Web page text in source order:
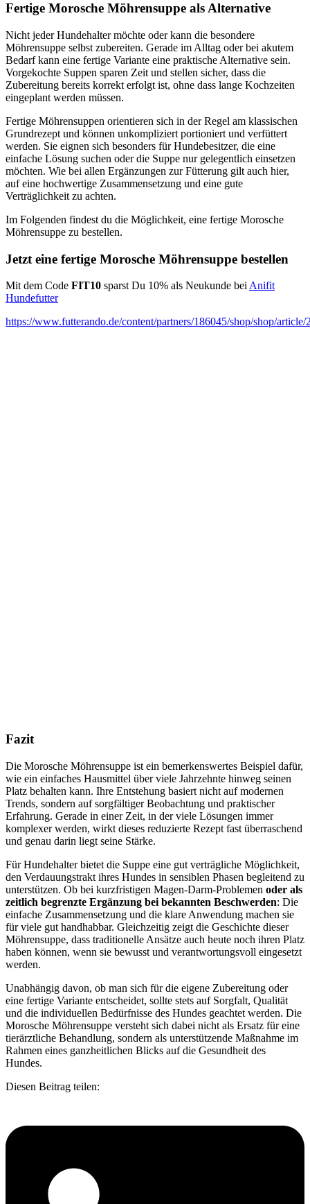
Fertige Morosche Möhrensuppe als Alternative
Nicht jeder Hundehalter möchte oder kann die besondere
Möhrensuppe selbst zubereiten. Gerade im Alltag oder bei akutem
Bedarf kann eine fertige Variante eine praktische Alternative sein.
Vorgekochte Suppen sparen Zeit und stellen sicher, dass die
Zubereitung bereits korrekt erfolgt ist, ohne dass lange Kochzeiten
eingeplant werden müssen.
Fertige Möhrensuppen orientieren sich in der Regel am klassischen
Grundrezept und können unkompliziert portioniert und verfüttert
werden. Sie eignen sich besonders für Hundebesitzer, die eine
einfache Lösung suchen oder die Suppe nur gelegentlich einsetzen
möchten. Wie bei allen Ergänzungen zur Fütterung gilt auch hier,
auf eine hochwertige Zusammensetzung und eine gute
Verträglichkeit zu achten.
Im Folgenden findest du die Möglichkeit, eine fertige Morosche
Möhrensuppe zu bestellen.
Jetzt eine fertige Morosche Möhrensuppe bestellen
Mit dem Code FIT10 sparst Du 10% als Neukunde beiAnifit
Hundefutter
https://www.futterando.de/content/partners/186045/shop/shop/
Fazit
Die Morosche Möhrensuppe ist ein bemerkenswertes Beispiel dafür,
wie ein einfaches Hausmittel über viele Jahrzehnte hinweg seinen
Platz behalten kann. Ihre Entstehung basiert nicht auf modernen
Trends, sondern auf sorgfältiger Beobachtung und praktischer
Erfahrung. Gerade in einer Zeit, in der viele Lösungen immer
komplexer werden, wirkt dieses reduzierte Rezept fast überraschend
und genau darin liegt seine Stärke.
Für Hundehalter bietet die Suppe eine gut verträgliche Möglichkeit,
den Verdauungstrakt ihres Hundes in sensiblen Phasen begleitend zu
unterstützen. Ob bei kurzfristigen Magen-Darm-Problemen oder als
zeitlich begrenzte Ergänzung bei bekannten Beschwerden: Die
einfache Zusammensetzung und die klare Anwendung machen sie
für viele gut handhabbar. Gleichzeitig zeigt die Geschichte dieser
Möhrensuppe, dass traditionelle Ansätze auch heute noch ihren Platz
haben können, wenn sie bewusst und verantwortungsvoll eingesetzt
werden.
Unabhängig davon, ob man sich für die eigene Zubereitung oder
eine fertige Variante entscheidet, sollte stets auf Sorgfalt, Qualität
und die individuellen Bedürfnisse des Hundes geachtet werden. Die
Morosche Möhrensuppe versteht sich dabei nicht als Ersatz für eine
tierärztliche Behandlung, sondern als unterstützende Maßnahme im
Rahmen eines ganzheitlichen Blicks auf die Gesundheit des
Hundes.
Diesen Beitrag teilen: